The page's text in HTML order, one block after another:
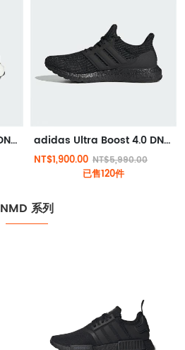
adidas Ultra Boost 4.0 DNA 跑鞋 黑色 adidas Ultra Boost 4.0 DNA 跑鞋 純黑
NT$1,900.00 NT$5,990.00
已售120件
NMD 系列